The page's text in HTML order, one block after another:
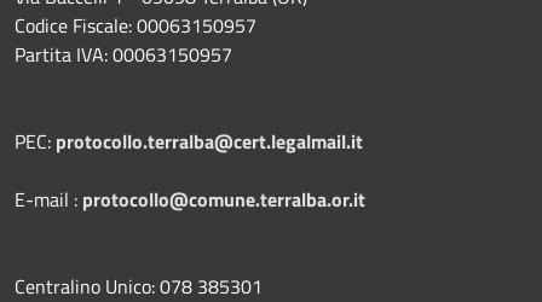
Codice Fiscale: 00063150957
Partita IVA: 00063150957
PEC: protocollo.terralba@cert.legalmail.it
E-mail : protocollo@comune.terralba.or.it
Centralino Unico: 078 385301